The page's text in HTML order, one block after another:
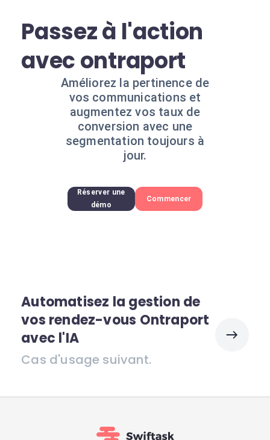
Passez à l'action
avec ontraport
Améliorez la pertinence de
vos communications et
augmentez vos taux de
conversion avec une
segmentation toujours à
jour.
Réserver une
démo
Commencer
Automatisez la gestion de
vos rendez-vous Ontraport
avec l'IA
Cas d'usage suivant.